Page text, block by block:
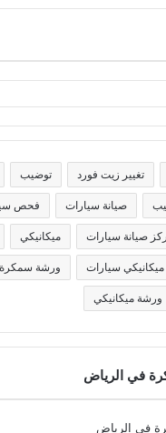
تغيير زيت فورد توضيب
صيانة سيارات فحص
صيانة سيارات ميكانيكي
ميكانيكي سيارات ورشة سمكرة
ورشة ميكانيكي
في الرياض
في الرياض